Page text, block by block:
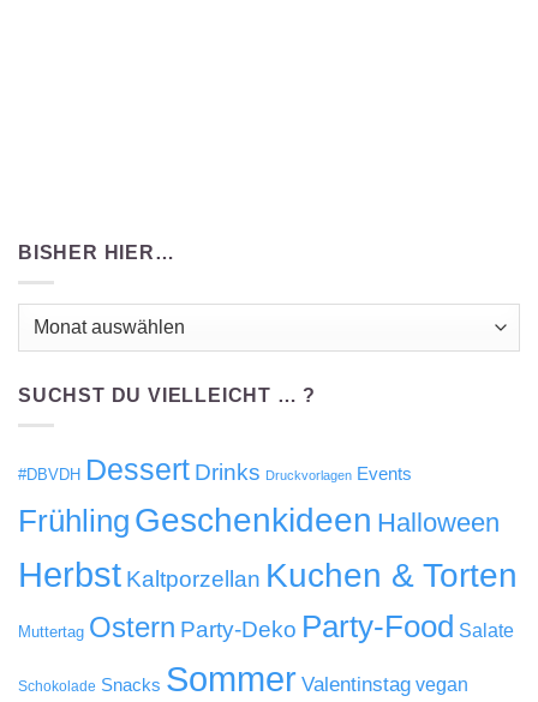
BISHER HIER…
Bisher
SUCHST DU VIELLEICHT … ?
#DBVDH Dessert Drinks Druckvorlagen Events
Frühling Geschenkideen Halloween
Herbst Kaltporzellan Kuchen & Torten
Muttertag Ostern Party-Deko Party-Food Salate
Schokolade Snacks Sommer Valentinstag vegan